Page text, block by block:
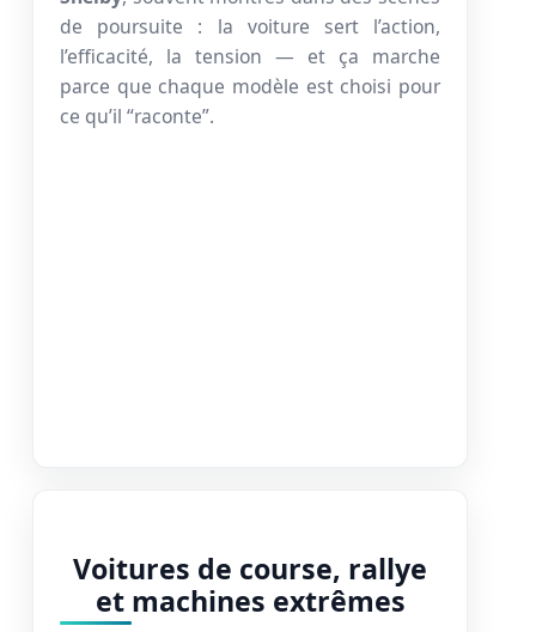
de poursuite : la voiture sert l’action,
l’efficacité, la tension — et ça marche
parce que chaque modèle est choisi pour
ce qu’il “raconte”.
Voitures de course, rallye
et machines extrêmes